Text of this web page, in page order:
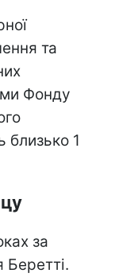
та
Фонду
близько 1
за
Беретті.